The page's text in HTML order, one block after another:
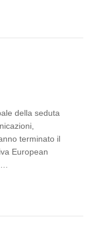
della seduta
terminato il
European